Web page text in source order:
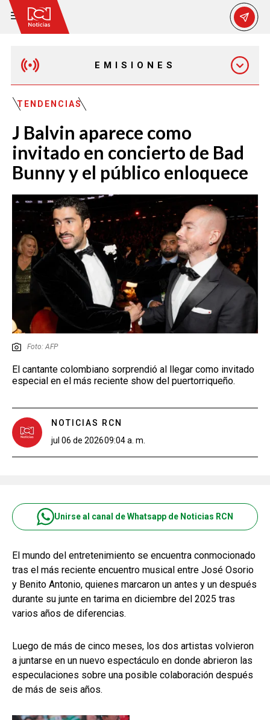
EMISIONES
EMISIÓN 7:00 PM
TENDENCIAS
J Balvin aparece como
invitado en concierto de Bad
Bunny y el público enloquece
Foto: AFP
El cantante colombiano sorprendió al llegar como invitado
especial en el más reciente show del puertorriqueño.
NOTICIAS RCN
jul 06 de 202609:04 a. m.
Unirse al canal de Whatsapp de Noticias RCN
El mundo del entretenimiento se encuentra conmocionado
tras el más reciente encuentro musical entre José Osorio
y Benito Antonio, quienes marcaron un antes y un después
durante su junte en tarima en diciembre del 2025 tras
varios años de diferencias.
Luego de más de cinco meses, los dos artistas volvieron
a juntarse en un nuevo espectáculo en donde abrieron las
especulaciones sobre una posible colaboración después
de más de seis años.